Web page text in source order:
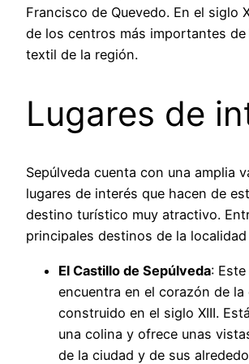
Francisco de Quevedo. En el siglo
de los centros más importantes
textil de la región.
Lugares de
Sepúlveda cuenta con una amplia
lugares de interés que hacen de
destino turístico muy atractivo.
principales destinos de la
El Castillo de Sepúlveda:
encuentra en el corazón de la
construido en el siglo XIII.
una colina y ofrece unas
de la ciudad y de sus